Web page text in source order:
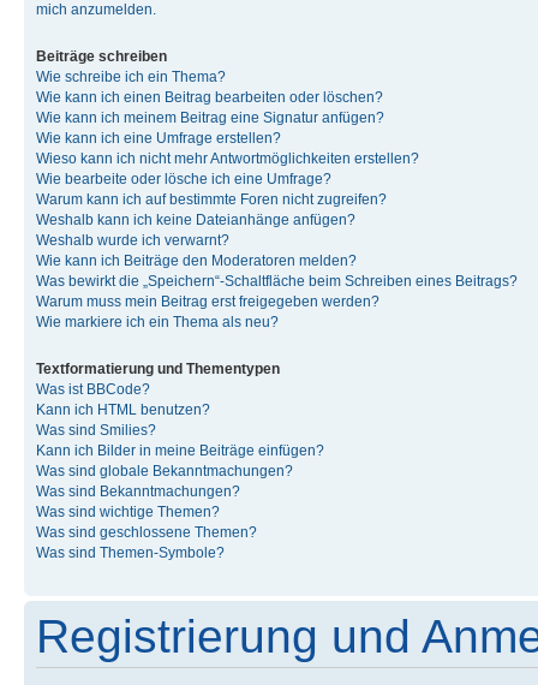
mich anzumelden.
Beiträge schreiben
Wie schreibe ich ein Thema?
Wie kann ich einen Beitrag bearbeiten oder löschen?
Wie kann ich meinem Beitrag eine Signatur anfügen?
Wie kann ich eine Umfrage erstellen?
Wieso kann ich nicht mehr Antwortmöglichkeiten erstellen?
Wie bearbeite oder lösche ich eine Umfrage?
Warum kann ich auf bestimmte Foren nicht zugreifen?
Weshalb kann ich keine Dateianhänge anfügen?
Weshalb wurde ich verwarnt?
Wie kann ich Beiträge den Moderatoren melden?
Was bewirkt die „Speichern“-Schaltfläche beim Schreiben eines Beitrags?
Warum muss mein Beitrag erst freigegeben werden?
Wie markiere ich ein Thema als neu?
Textformatierung und Thementypen
Was ist BBCode?
Kann ich HTML benutzen?
Was sind Smilies?
Kann ich Bilder in meine Beiträge einfügen?
Was sind globale Bekanntmachungen?
Was sind Bekanntmachungen?
Was sind wichtige Themen?
Was sind geschlossene Themen?
Was sind Themen-Symbole?
Registrierung und